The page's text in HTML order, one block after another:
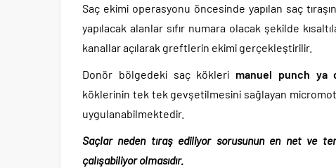
Saç ekimi operasyonu öncesinde yapılan saç
yapılacak alanlar sıfır numara olacak şekilde
kanallar açılarak greftlerin ekimi gerçekleştirilir.
Donör bölgedeki saç kökleri manuel punch ya
köklerinin tek tek gevşetilmesini sağlayan
uygulanabilmektedir.
Saçlar neden tıraş ediliyor sorusunun en net ve
çalışabiliyor olmasıdır.